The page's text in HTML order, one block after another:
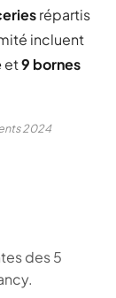
répartis
incluent
et9 bornes
2024
des 5